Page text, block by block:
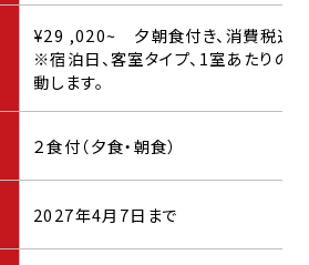
¥29 ,020~ 夕朝食付き、消費税込
※宿泊日、客室タイプ、1室あたりの
動します。
２食付（夕食・朝食）
2027年4月7日まで